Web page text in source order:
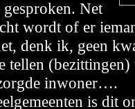
Net
wordt of er
denk ik, geen
tellen (bezittingen)
inwoner….
is dit